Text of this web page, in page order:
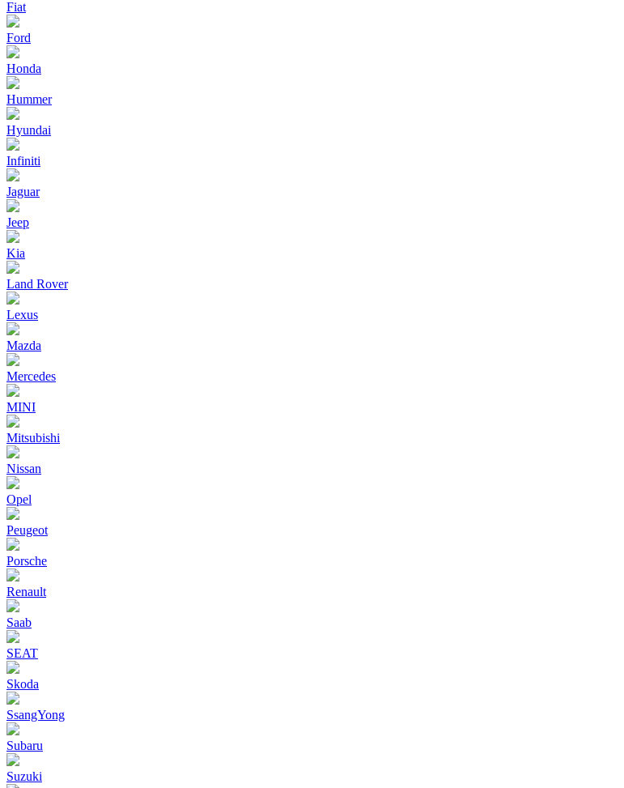
Fiat
Ford
Honda
Hummer
Hyundai
Infiniti
Jaguar
Jeep
Kia
Land Rover
Lexus
Mazda
Mercedes
MINI
Mitsubishi
Nissan
Opel
Peugeot
Porsche
Renault
Saab
SEAT
Skoda
SsangYong
Subaru
Suzuki